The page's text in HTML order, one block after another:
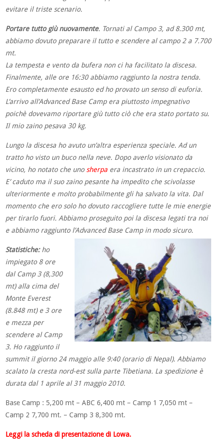
evitare il triste scenario.
Portare tutto giù nuovamente. Tornati al Campo 3, ad 8.300 mt,
abbiamo dovuto preparare il tutto e scendere al campo 2 a 7.700
mt.
La tempesta e vento da bufera non ci ha facilitato la discesa.
Finalmente, alle ore 16:30 abbiamo raggiunto la nostra tenda.
Ero completamente esausto ed ho provato un senso di euforia.
L’arrivo all’Advanced Base Camp era piuttosto impegnativo
poichè dovevamo riportare giù tutto ciò che era stato portato su.
Il mio zaino pesava 30 kg.
Lungo la discesa ho avuto un’altra esperienza speciale. Ad un
tratto ho visto un buco nella neve. Dopo averlo visionato da
vicino, ho notato che uno sherpa era incastrato in un crepaccio.
E’ caduto ma il suo zaino pesante ha impedito che scivolasse
ulteriormente e molto probabilmente gli ha salvato la vita. Dal
momento che ero solo ho dovuto raccogliere tutte le mie energie
per tirarlo fuori. Abbiamo proseguito poi la discesa legati tra noi
e abbiamo raggiunto l’Advanced Base Camp in modo sicuro.
Statistiche:ho
impiegato 8 ore
dal Camp 3 (8,300
mt) alla cima del
Monte Everest
(8.848 mt) e 3 ore
e mezza per
scendere al Camp
3. Ho raggiunto il
summit il giorno 24 maggio alle 9:40 (orario di Nepal). Abbiamo
scalato la cresta nord-est sulla parte Tibetiana. La spedizione è
durata dal 1 aprile al 31 maggio 2010.
Base Camp : 5,200 mt – ABC 6,400 mt – Camp 1 7,050 mt –
Camp 2 7,700 mt. – Camp 3 8,300 mt.
Leggi la scheda di presentazione di Lowa.